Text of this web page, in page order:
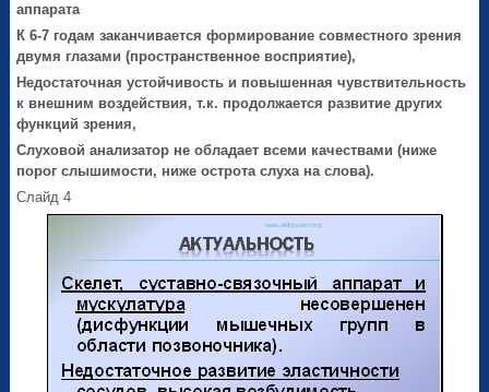
аппарата
К 6-7 годам заканчивается формирование совместного зрения
двумя глазами (пространственное восприятие),
Недостаточная устойчивость и повышенная чувствительность
к внешним воздействия, т.к. продолжается развитие других
функций зрения,
Слуховой анализатор не обладает всеми качествами (ниже
порог слышимости, ниже острота слуха на слова).
Слайд 4